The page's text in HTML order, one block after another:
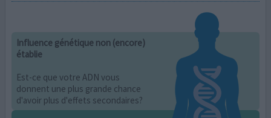
Influence génétique non (encore)
établie
Est-ce que votre ADN vous
donnent une plus grande chance
d'avoir plus d'effets secondaires?